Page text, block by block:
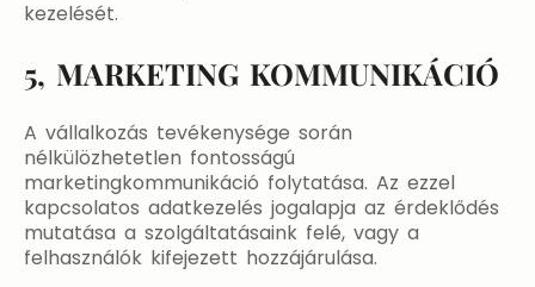
kezelését.
5, MARKETING KOMMUNIKÁCIÓ
A vállalkozás tevékenysége során
nélkülözhetetlen fontosságú
marketingkommunikáció folytatása. Az ezzel
kapcsolatos adatkezelés jogalapja az érdeklődés
mutatása a szolgáltatásaink felé, vagy a
felhasználók kifejezett hozzájárulása.